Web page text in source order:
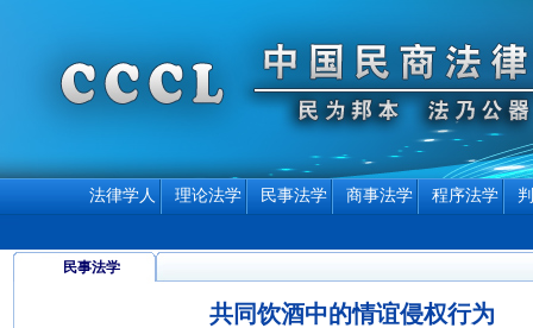
法律学人 理论法学 民事法学 商事法学 程序法学
民事法学
共同饮酒中的情谊侵权行为